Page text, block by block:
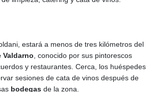
estará a menos de tres kilómetros del
Valdarno , conocido por sus pintorescos
y restaurantes. Cerca, los huéspedes
sesiones de cata de vinos después de
bodegas de la zona.